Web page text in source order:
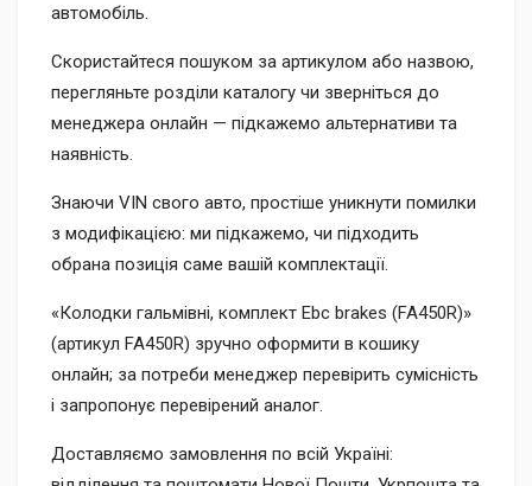
автомобіль.
Скористайтеся пошуком за артикулом або назвою,
перегляньте розділи каталогу чи зверніться до
менеджера онлайн — підкажемо альтернативи та
наявність.
Знаючи VIN свого авто, простіше уникнути помилки
з модифікацією: ми підкажемо, чи підходить
обрана позиція саме вашій комплектації.
«Колодки гальмівні, комплект Ebc brakes (FA450R)»
(артикул FA450R) зручно оформити в кошику
онлайн; за потреби менеджер перевірить сумісність
і запропонує перевірений аналог.
Доставляємо замовлення по всій Україні: